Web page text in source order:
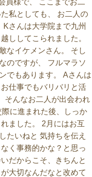
私としても、 お二人の
さんは大学院まで九州
ししてこられました。
なイケメンさん。 そし
のですが、 フルマラソ
でもあります。 Aさんは
仕事でもバリバリと活
そんなお二人が出会われ
に進まれた後、しっか
ました。 2月にはお互
たいねと 気持ちを伝え
く事務的かな？と思っ
だからこそ、きちんと
大切なんだなと改めて